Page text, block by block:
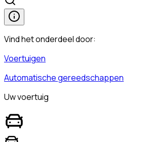
Vind het onderdeel door:
Voertuigen
Automatische gereedschappen
Uw voertuig